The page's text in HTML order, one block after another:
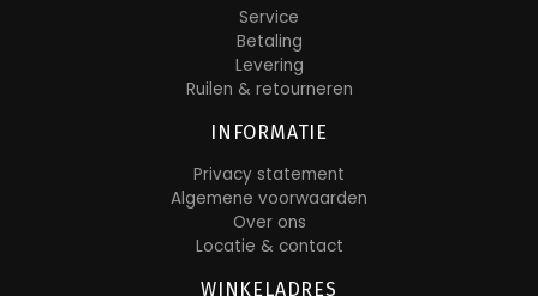
Service
Betaling
Levering
Ruilen & retourneren
INFORMATIE
Privacy statement
Algemene voorwaarden
Over ons
Locatie & contact
WINKELADRES